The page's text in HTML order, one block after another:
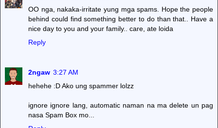
OO nga, nakaka-irritate yung mga spams. Hope the people
behind could find something better to do than that.. Have a
nice day to you and your family.. care, ate loida
Reply
2ngaw 3:27 AM
hehehe :D Ako ung spammer lolzz
ignore ignore lang, automatic naman na ma delete un pag
nasa Spam Box mo...